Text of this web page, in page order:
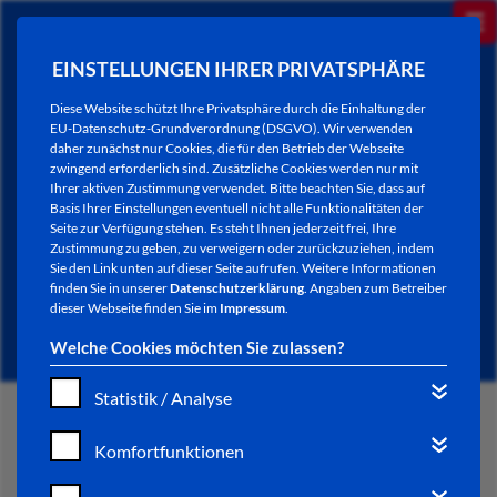
EINSTELLUNGEN IHRER PRIVATSPHÄRE
Diese Website schützt Ihre Privatsphäre durch die Einhaltung der
EU-Datenschutz-Grundverordnung (DSGVO). Wir verwenden
daher zunächst nur Cookies, die für den Betrieb der Webseite
zwingend erforderlich sind. Zusätzliche Cookies werden nur mit
Ihrer aktiven Zustimmung verwendet. Bitte beachten Sie, dass auf
Basis Ihrer Einstellungen eventuell nicht alle Funktionalitäten der
Seite zur Verfügung stehen. Es steht Ihnen jederzeit frei, Ihre
Zustimmung zu geben, zu verweigern oder zurückzuziehen, indem
Sie den Link unten auf dieser Seite aufrufen. Weitere Informationen
finden Sie in unsererDatenschutzerklärung. Angaben zum Betreiber
dieser Webseite finden Sie im Impressum.
Welche Cookies möchten Sie zulassen?
Statistik / Analyse
Komfortfunktionen
NEWSLETTER / CITY LETTER
START